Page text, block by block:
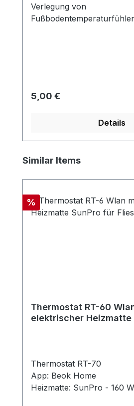
Verlegung von
Regulärer Preis:
5,00 €
Details
Produktgalerie überspringen
Similar Items
Rabatt
%
Thermostat RT-60
elektrischer Heizmatte
Thermostat RT-70
App: Beok Home
Heizmatte: SunPro - 160